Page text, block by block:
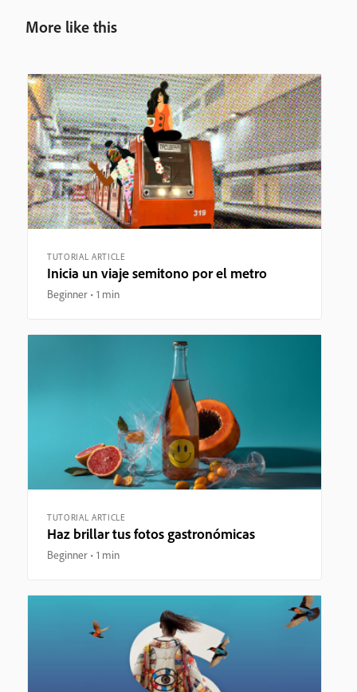
More like this
TUTORIAL ARTICLE
Inicia un viaje semitono por el metro
Beginner 1 min
TUTORIAL ARTICLE
Haz brillar tus fotos gastronómicas
Beginner 1 min